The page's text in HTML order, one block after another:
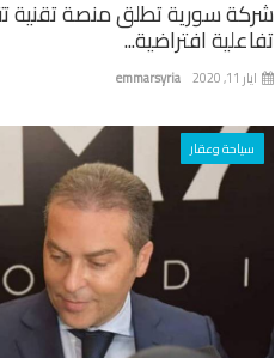
شركة سورية تطلق منصة تقنية
تفاعلية افتراضية...
emmarsyria ايار 11, 2020
سياحة وعقار